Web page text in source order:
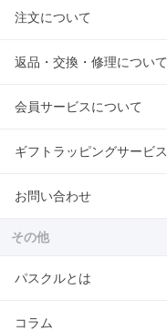
注文について
返品・交換・修理について
会員サービスについて
ギフトラッピングサービス
お問い合わせ
その他
パスクルとは
コラム